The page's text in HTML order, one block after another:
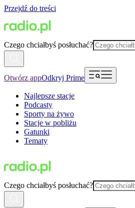
Przejdź do treści
Czego chciałbyś posłuchać?
Otwórz appOdkryj Prime
Najlepsze stacje
Podcasty
Sporty na żywo
Stacje w pobliżu
Gatunki
Tematy
Czego chciałbyś posłuchać?